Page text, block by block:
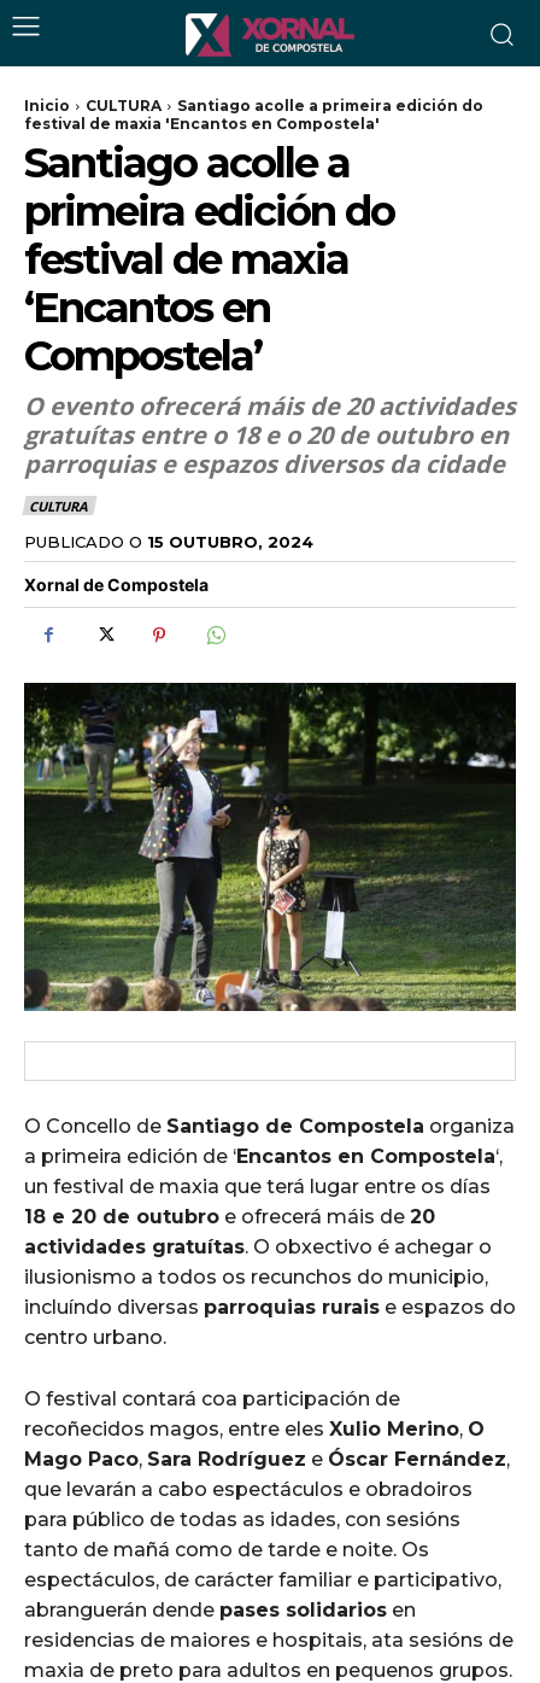
Inicio CULTURA
Santiago acolle a primeira edición do
festival de maxia 'Encantos en Compostela'
Santiago acolle a
primeira edición do
festival de maxia
‘Encantos en
Compostela’
O evento ofrecerá máis de 20 actividades
gratuítas entre o 18 e o 20 de outubro en
parroquias e espazos diversos da cidade
CULTURA
PUBLICADO O 15 OUTUBRO, 2024
Xornal de Compostela
O Concello de Santiago de Compostela organiza
a primeira edición de ‘Encantos en Compostela‘,
un festival de maxia que terá lugar entre os días
18 e 20 de outubro e ofrecerá máis de 20
actividades gratuítas. O obxectivo é achegar o
ilusionismo a todos os recunchos do municipio,
incluíndo diversas parroquias rurais e espazos do
centro urbano.
O festival contará coa participación de
recoñecidos magos, entre eles Xulio Merino, O
Mago Paco, Sara Rodríguez e Óscar Fernández,
que levarán a cabo espectáculos e obradoiros
para público de todas as idades, con sesións
tanto de mañá como de tarde e noite. Os
espectáculos, de carácter familiar e participativo,
abranguerán dende pases solidarios en
residencias de maiores e hospitais, ata sesións de
maxia de preto para adultos en pequenos grupos.